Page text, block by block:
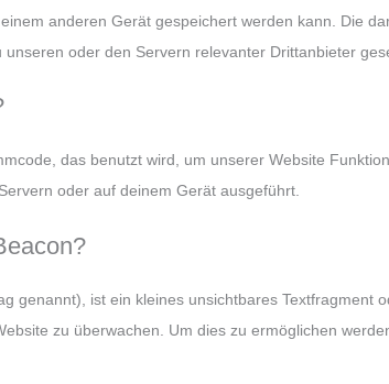
anderen Gerät gespeichert werden kann. Die
oder den Servern relevanter Drittanbieter
das benutzt wird, um unserer Website
oder auf deinem Gerät ausgeführt.
genannt), ist ein kleines unsichtbares Textfragment
zu überwachen. Um dies zu ermöglichen